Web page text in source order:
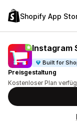
Shopify App
Instagram
Built for
Preisgestaltung
Kostenloser Plan